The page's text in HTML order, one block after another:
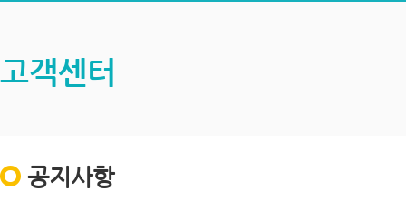
고객센터
공지사항